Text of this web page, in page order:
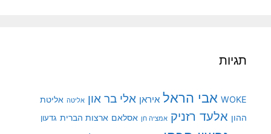
תגיות
WOKE אבי הראל איראן אלי בר און אליטה אליטת
ההון אלעד רזניק אמציה חן אסלאם ארצות הברית גדעון